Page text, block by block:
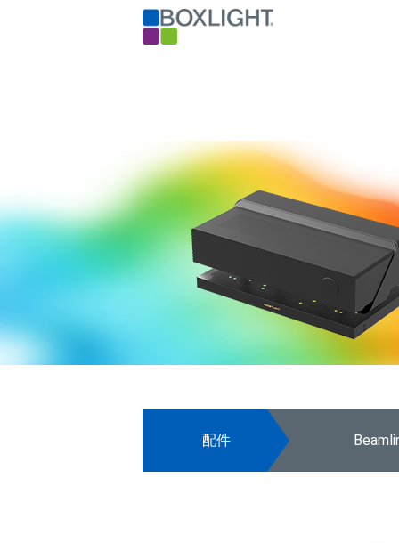
配件